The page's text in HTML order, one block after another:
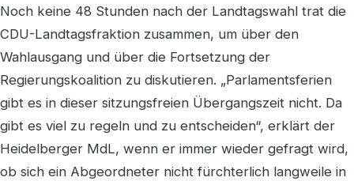
Noch keine 48 Stunden nach der Landtagswahl trat die
CDU-Landtagsfraktion zusammen, um über den
Wahlausgang und über die Fortsetzung der
Regierungskoalition zu diskutieren. „Parlamentsferien
gibt es in dieser sitzungsfreien Übergangszeit nicht. Da
gibt es viel zu regeln und zu entscheiden“, erklärt der
Heidelberger MdL, wenn er immer wieder gefragt wird,
ob sich ein Abgeordneter nicht fürchterlich langweile in